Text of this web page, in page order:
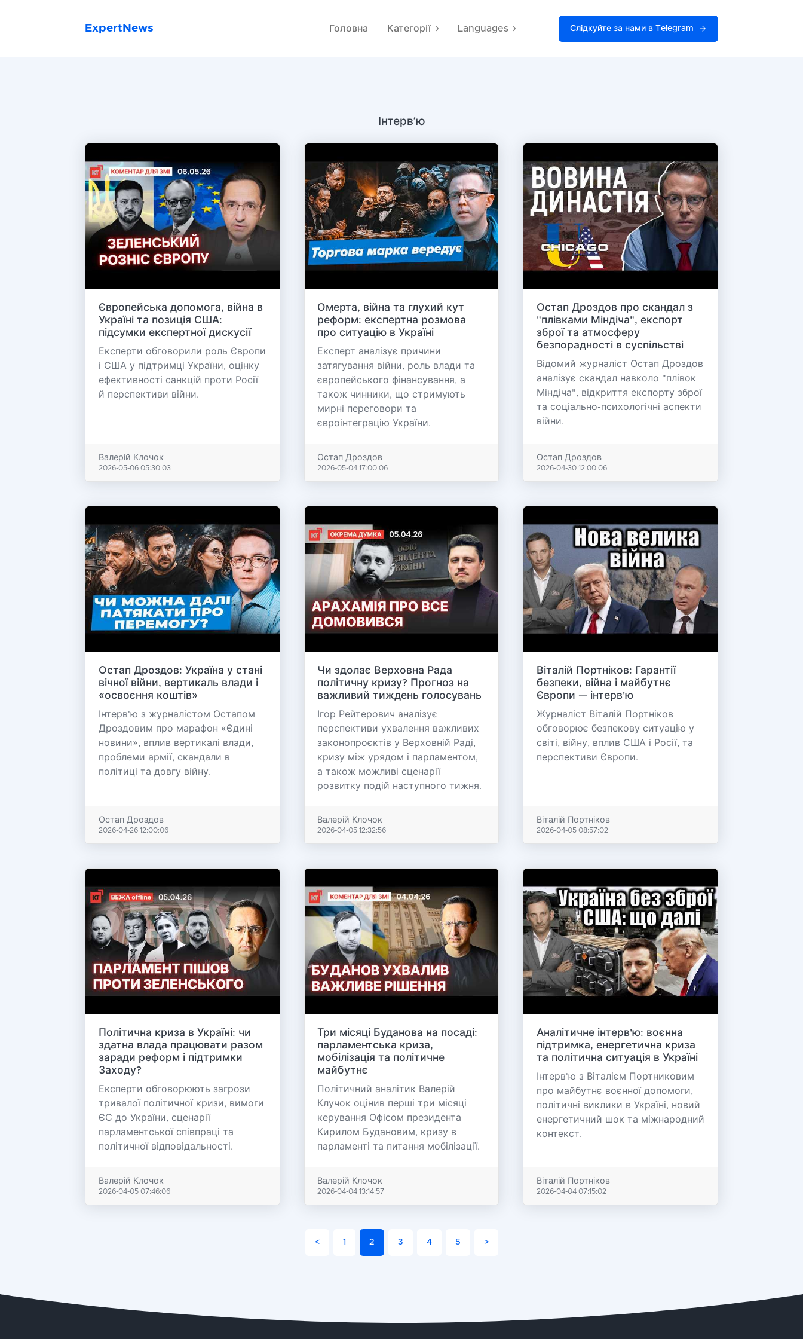
ExpertNews Головна Категорії Languages Слідкуйте за нами в Telegram
Інтервʼю
Європейська допомога, війна в
Україні та позиція США:
підсумки експертної дискусії
Експерти обговорили роль Європи
і США у підтримці України, оцінку
ефективності санкцій проти Росії
й перспективи війни.
Валерій Клочок
2026-05-06 05:30:03
Омерта, війна та глухий кут
реформ: експертна розмова
про ситуацію в Україні
Експерт аналізує причини
затягування війни, роль влади та
європейського фінансування, а
також чинники, що стримують
мирні переговори та
євроінтеграцію України.
Остап Дроздов
2026-05-04 17:00:06
Остап Дроздов про скандал з
"плівками Міндіча", експорт
зброї та атмосферу
безпорадності в суспільстві
Відомий журналіст Остап Дроздов
аналізує скандал навколо "плівок
Міндіча", відкриття експорту зброї
та соціально-психологічні аспекти
війни.
Остап Дроздов
2026-04-30 12:00:06
Остап Дроздов: Україна у стані
вічної війни, вертикаль влади і
«освоєння коштів»
Інтерв'ю з журналістом Остапом
Дроздовим про марафон «Єдині
новини», вплив вертикалі влади,
проблеми армії, скандали в
політиці та довгу війну.
Остап Дроздов
2026-04-26 12:00:06
Чи здолає Верховна Рада
політичну кризу? Прогноз на
важливий тиждень голосувань
Ігор Рейтерович аналізує
перспективи ухвалення важливих
законопроєктів у Верховній Раді,
кризу між урядом і парламентом,
а також можливі сценарії
розвитку подій наступного тижня.
Валерій Клочок
2026-04-05 12:32:56
Віталій Портніков: Гарантії
безпеки, війна і майбутнє
Європи — інтерв'ю
Журналіст Віталій Портніков
обговорює безпекову ситуацію у
світі, війну, вплив США і Росії, та
перспективи Європи.
Віталій Портніков
2026-04-05 08:57:02
Політична криза в Україні: чи
здатна влада працювати разом
заради реформ і підтримки
Заходу?
Експерти обговорюють загрози
тривалої політичної кризи, вимоги
ЄС до України, сценарії
парламентської співпраці та
політичної відповідальності.
Валерій Клочок
2026-04-05 07:46:06
Три місяці Буданова на посаді:
парламентська криза,
мобілізація та політичне
майбутнє
Політичний аналітик Валерій
Клучок оцінив перші три місяці
керування Офісом президента
Кирилом Будановим, кризу в
парламенті та питання мобілізації.
Валерій Клочок
2026-04-04 13:14:57
Аналітичне інтерв'ю: воєнна
підтримка, енергетична криза
та політична ситуація в Україні
Інтерв'ю з Віталієм Портниковим
про майбутнє воєнної допомоги,
політичні виклики в Україні, новий
енергетичний шок та міжнародний
контекст.
Віталій Портніков
2026-04-04 07:15:02
< 1 2 3 4 5 >